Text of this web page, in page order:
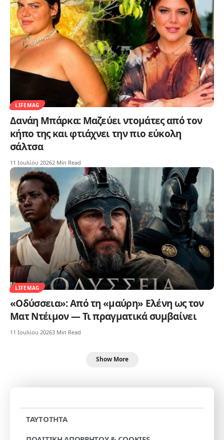
LIFEMAG
Δανάη Μπάρκα: Μαζεύει ντομάτες από τον
κήπο της και φτιάχνει την πιο εύκολη
σάλτσα
11 Ιουλίου 20262 Min Read
LIFEMAG
«Οδύσσεια»: Από τη «μαύρη» Ελένη ως τον
Ματ Ντέιμον — Τι πραγματικά συμβαίνει
11 Ιουλίου 20263 Min Read
Show More
TAYTOTHTA